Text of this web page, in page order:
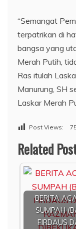
“Semangat
terpatrikan di
bangsa yang
Merah Putih,
Ras itulah
Manurung, SH
Laskar Merah
Post Views:
Related
BERITA
SUMPAH
FIRDAUS